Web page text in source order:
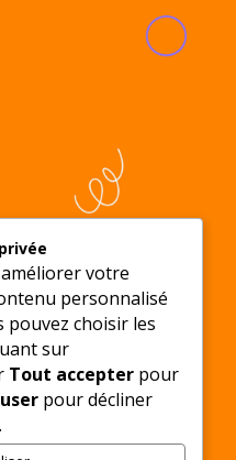
votre
personnalisé
pouvez choisir les
sur
Tout accepter pour
pour décliner